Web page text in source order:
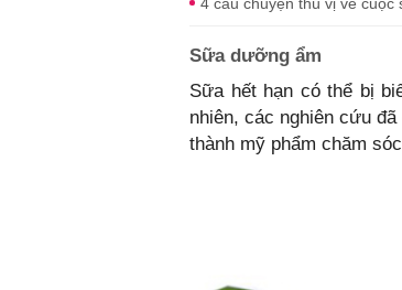
Sữa dưỡng ẩm
Sữa hết hạn có thể bị
nhiên, các nghiên cứu
thành mỹ phẩm chăm